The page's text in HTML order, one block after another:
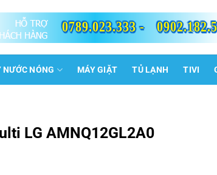
0789.023.333 -
NƯỚC NÓNG MÁY GIẶT TỦ LẠNH TIVI
LG AMNQ12GL2A0